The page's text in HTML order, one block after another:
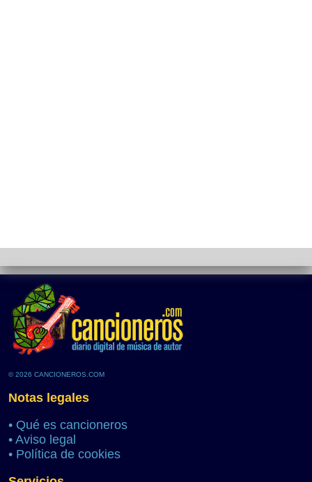
© 2026 CANCIONEROS.COM
Notas legales
• Qué es cancioneros
• Aviso legal
• Política de cookies